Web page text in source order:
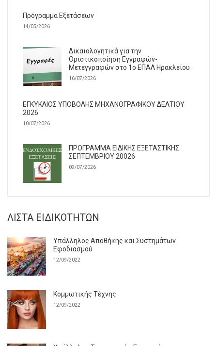
Πρόγραμμα Εξετάσεων
14/05/2026
Δικαιολογητικά για την
Οριστικοποίηση Εγγραφών-
Μετεγγραφών στο 1ο ΕΠΑΛ Ηρακλείου .
16/07/2026
ΕΓΚΥΚΛΙΟΣ ΥΠΟΒΟΛΗΣ ΜΗΧΑΝΟΓΡΑΦΙΚΟΥ ΔΕΛΤΙΟΥ
2026
10/07/2026
ΠΡΟΓΡΑΜΜΑ ΕΙΔΙΚΗΣ ΕΞΕΤΑΣΤΙΚΗΣ
ΣΕΠΤΕΜΒΡΙΟΥ 20026
09/07/2026
ΛΊΣΤΑ ΕΙΔΙΚΟΤΉΤΩΝ
Υπάλληλος Αποθήκης και Συστημάτων
Εφοδιασμού
12/09/2022
Κομμωτικής Τέχνης
12/09/2022